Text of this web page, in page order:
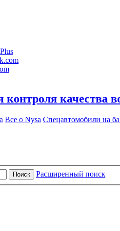
контроля качества
Все о Nysa Спецавтомобили на
Поиск
Расширенный поиск